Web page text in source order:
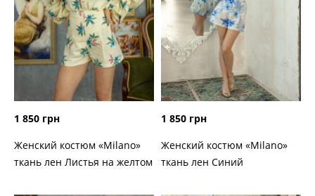
1 850 грн
Женский костюм «Milano»
ткань лен Листья на желтом
1 850 грн
Женский костюм «Milano»
ткань лен Синий